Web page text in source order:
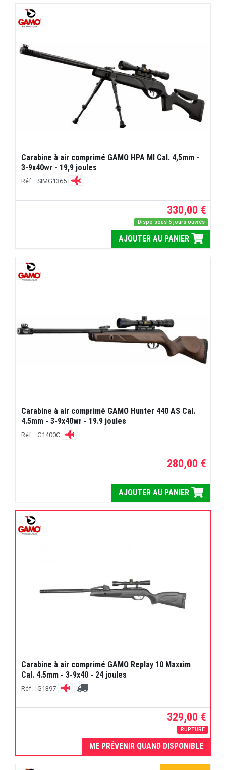
Carabine à air comprimé GAMO HPA MI Cal. 4,5mm -
3-9x40wr - 19,9 joules
Réf. : SIMG1365
330,00 €
Dispo sous 5 jours ouvrés
AJOUTER AU PANIER
Carabine à air comprimé GAMO Hunter 440 AS Cal.
4.5mm - 3-9x40wr - 19.9 joules
Réf. : G1400C
280,00 €
AJOUTER AU PANIER
Carabine à air comprimé GAMO Replay 10 Maxxim
Cal. 4.5mm - 3-9x40 - 24 joules
Réf. : G1397
329,00 €
RUPTURE
ME PRÉVENIR QUAND DISPONIBLE